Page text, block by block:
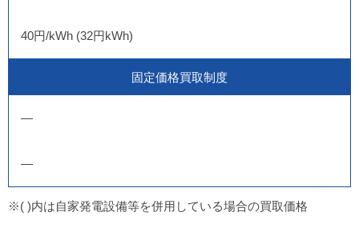
40円/kWh (32円kWh)
固定価格買取制度
―
―
※( )内は自家発電設備等を併用している場合の買取価格